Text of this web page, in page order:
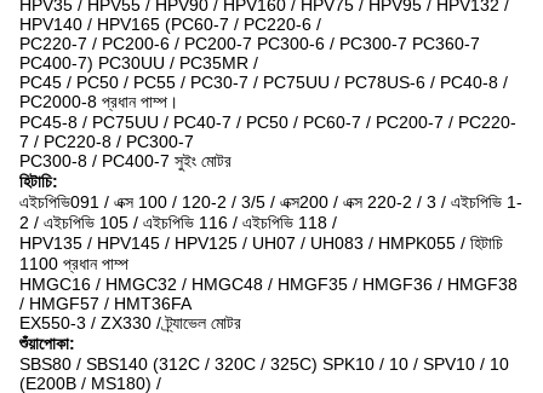
HPV35 / HPV55 / HPV90 / HPV160 / HPV75 / HPV95 / HPV132 /
HPV140 / HPV165 (PC60-7 / PC220-6 /
PC220-7 / PC200-6 / PC200-7 PC300-6 / PC300-7 PC360-7
PC400-7) PC30UU / PC35MR /
PC45 / PC50 / PC55 / PC30-7 / PC75UU / PC78US-6 / PC40-8 /
PC2000-8 প্রধান পাম্প।
PC45-8 / PC75UU / PC40-7 / PC50 / PC60-7 / PC200-7 / PC220-
7 / PC220-8 / PC300-7
PC300-8 / PC400-7 সুইং মোটর
হিটাচি:
এইচপিভি091 / এক্স 100 / 120-2 / 3/5 / এক্স200 / এক্স 220-2 / 3 / এইচপিভি 1-
2 / এইচপিভি 105 / এইচপিভি 116 / এইচপিভি 118 /
HPV135 / HPV145 / HPV125 / UH07 / UH083 / HMPK055 / হিটাচি
1100 প্রধান পাম্প
HMGC16 / HMGC32 / HMGC48 / HMGF35 / HMGF36 / HMGF38
/ HMGF57 / HMT36FA
EX550-3 / ZX330 / ট্র্যাভেল মোটর
শুঁয়াপোকা:
SBS80 / SBS140 (312C / 320C / 325C) SPK10 / 10 / SPV10 / 10
(E200B / MS180) /